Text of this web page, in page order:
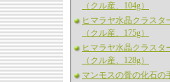
（クル産、104g）
ヒマラヤ水晶クラスタ
（クル産、175g）
ヒマラヤ水晶クラスタ
（クル産、128g）
マンモスの骨の化石の